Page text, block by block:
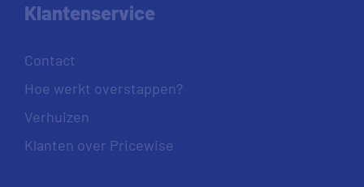
Klantenservice
Contact
Hoe werkt overstappen?
Verhuizen
Klanten over Pricewise